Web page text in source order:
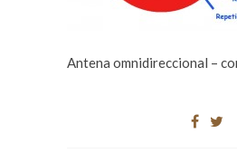
Antena omnidireccional –